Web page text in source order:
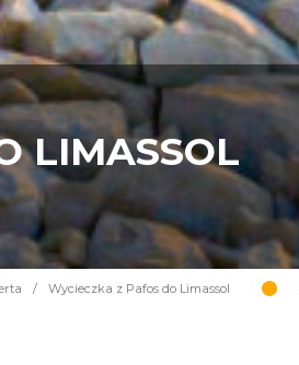
LIMASSOL
/ Wycieczka z Pafos do Limassol